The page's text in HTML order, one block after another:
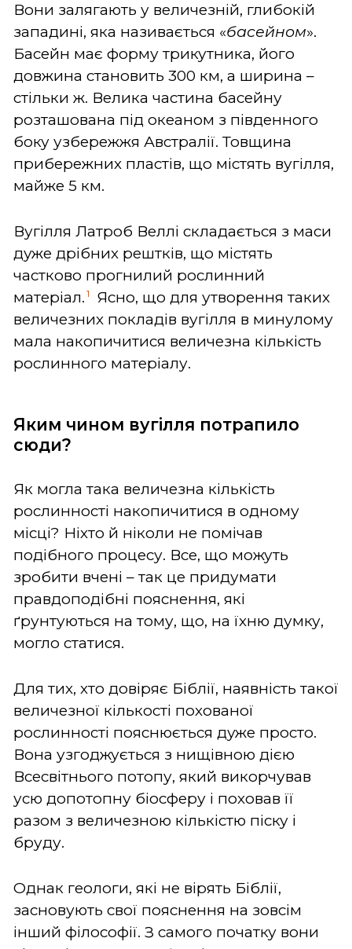
Вони залягають у величезній, глибокій
западині, яка називається «басейном».
Басейн має форму трикутника, його
довжина становить 300 км, а ширина –
стільки ж. Велика частина басейну
розташована під океаном з південного
боку узбережжя Австралії. Товщина
прибережних пластів, що містять вугілля,
майже 5 км.
Вугілля Латроб Веллі складається з маси
дуже дрібних рештків, що містять
частково прогнилий рослинний
матеріал. 1
Ясно, що для утворення таких
величезних покладів вугілля в минулому
мала накопичитися величезна кількість
рослинного матеріалу.
Яким чином вугілля потрапило
сюди?
Як могла така величезна кількість
рослинності накопичитися в одному
місці? Ніхто й ніколи не помічав
подібного процесу. Все, що можуть
зробити вчені – так це придумати
правдоподібні пояснення, які
ґрунтуються на тому, що, на їхню думку,
могло статися.
Для тих, хто довіряє Біблії, наявність такої
величезної кількості похованої
рослинності пояснюється дуже просто.
Вона узгоджується з нищівною дією
Всесвітнього потопу, який викорчував
усю допотопну біосферу і поховав її
разом з величезною кількістю піску і
бруду.
Однак геологи, які не вірять Біблії,
засновують свої пояснення на зовсім
інший філософії. З самого початку вони